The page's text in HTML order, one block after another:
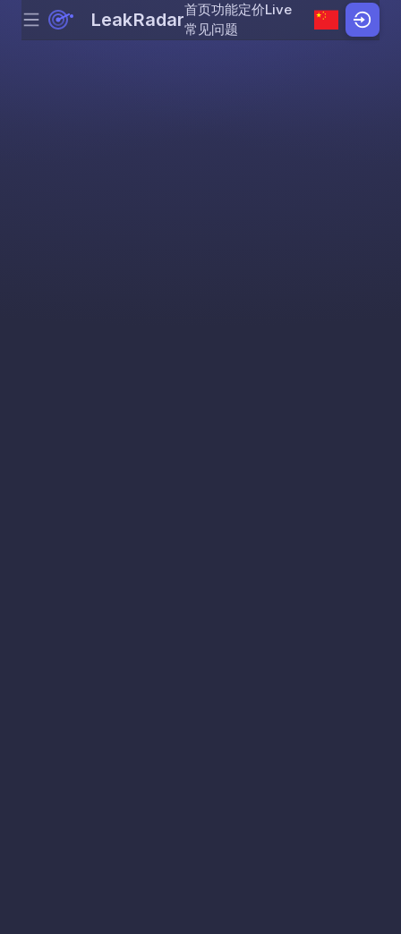
Skip to content
Menu LeakRadar首页功能定价Live
常见问题